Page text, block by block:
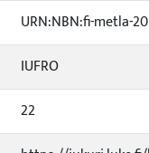
URN:NBN:fi-metla-
IUFRO
22